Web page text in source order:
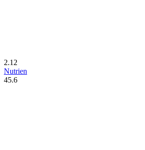
2.12
Nutrien
45.6